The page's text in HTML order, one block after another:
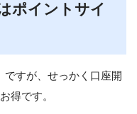
ポイントサイ
ですが、せっかく口座開
得です。